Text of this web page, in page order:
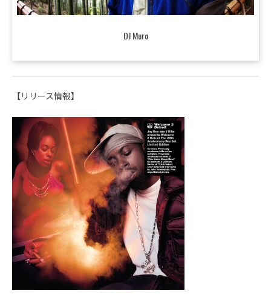
DJ Muro
【リリース情報】